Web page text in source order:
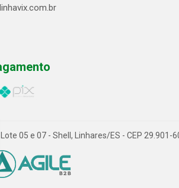
05 e 07 - Shell, Linhares/ES - CEP 29.901-